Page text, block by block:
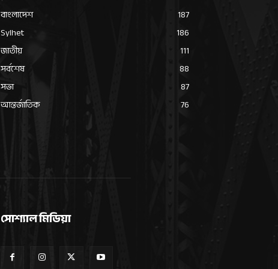
বাংলাদেশ
187
Sylhet
186
জাতীয়
111
সর্বশেষ
88
সভা
87
আন্তর্জাতিক
76
সোশ্যাল মিডিয়া